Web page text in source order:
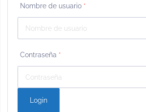
Nombre de usuario *
Contraseña *